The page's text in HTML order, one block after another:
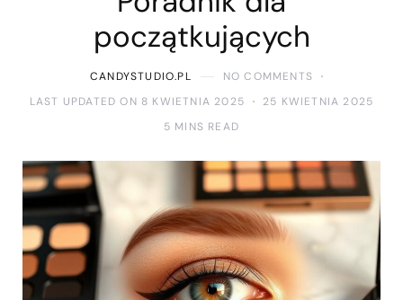
początkujących
CANDYSTUDIO.PL
NO COMMENTS
LAST UPDATED ON 8 KWIETNIA 2025
25 KWIETNIA 2025
5 MINS READ